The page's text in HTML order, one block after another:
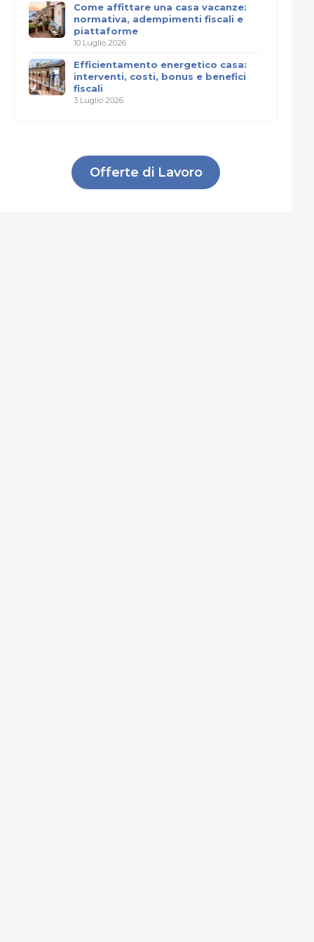
Come affittare una casa vacanze:
normativa, adempimenti fiscali e
piattaforme
10 Luglio 2026
Efficientamento energetico casa:
interventi, costi, bonus e benefici
fiscali
3 Luglio 2026
Offerte di Lavoro